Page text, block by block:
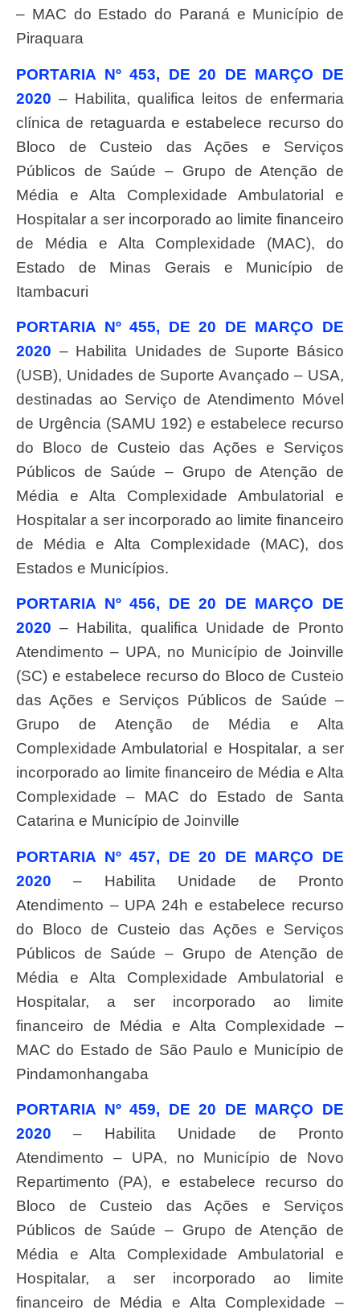
– MAC do Estado do Paraná e Município de
Piraquara
PORTARIA Nº 453, DE 20 DE MARÇO DE
2020 – Habilita, qualifica leitos de enfermaria
clínica de retaguarda e estabelece recurso do
Bloco de Custeio das Ações e Serviços
Públicos de Saúde – Grupo de Atenção de
Média e Alta Complexidade Ambulatorial e
Hospitalar a ser incorporado ao limite financeiro
de Média e Alta Complexidade (MAC), do
Estado de Minas Gerais e Município de
Itambacuri
PORTARIA Nº 455, DE 20 DE MARÇO DE
2020 – Habilita Unidades de Suporte Básico
(USB), Unidades de Suporte Avançado – USA,
destinadas ao Serviço de Atendimento Móvel
de Urgência (SAMU 192) e estabelece recurso
do Bloco de Custeio das Ações e Serviços
Públicos de Saúde – Grupo de Atenção de
Média e Alta Complexidade Ambulatorial e
Hospitalar a ser incorporado ao limite financeiro
de Média e Alta Complexidade (MAC), dos
Estados e Municípios.
PORTARIA Nº 456, DE 20 DE MARÇO DE
2020 – Habilita, qualifica Unidade de Pronto
Atendimento – UPA, no Município de Joinville
(SC) e estabelece recurso do Bloco de Custeio
das Ações e Serviços Públicos de Saúde –
Grupo de Atenção de Média e Alta
Complexidade Ambulatorial e Hospitalar, a ser
incorporado ao limite financeiro de Média e Alta
Complexidade – MAC do Estado de Santa
Catarina e Município de Joinville
PORTARIA Nº 457, DE 20 DE MARÇO DE
2020 – Habilita Unidade de Pronto
Atendimento – UPA 24h e estabelece recurso
do Bloco de Custeio das Ações e Serviços
Públicos de Saúde – Grupo de Atenção de
Média e Alta Complexidade Ambulatorial e
Hospitalar, a ser incorporado ao limite
financeiro de Média e Alta Complexidade –
MAC do Estado de São Paulo e Município de
Pindamonhangaba
PORTARIA Nº 459, DE 20 DE MARÇO DE
2020 – Habilita Unidade de Pronto
Atendimento – UPA, no Município de Novo
Repartimento (PA), e estabelece recurso do
Bloco de Custeio das Ações e Serviços
Públicos de Saúde – Grupo de Atenção de
Média e Alta Complexidade Ambulatorial e
Hospitalar, a ser incorporado ao limite
financeiro de Média e Alta Complexidade –